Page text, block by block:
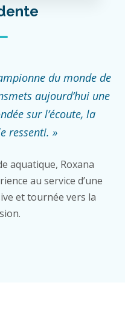
du monde de
aujourd’hui une
sur l’écoute, la
ressenti. »
aquatique, Roxana
au service d’une
et tournée vers la